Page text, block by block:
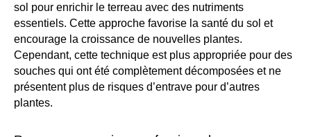
sol pour enrichir le terreau avec des nutriments
essentiels. Cette approche favorise la santé du sol et
encourage la croissance de nouvelles plantes.
Cependant, cette technique est plus appropriée pour des
souches qui ont été complètement décomposées et ne
présentent plus de risques d’entrave pour d’autres
plantes.